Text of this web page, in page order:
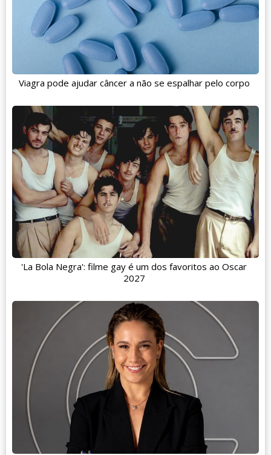
Viagra pode ajudar câncer a não se espalhar pelo corpo
'La Bola Negra': filme gay é um dos favoritos ao Oscar
2027